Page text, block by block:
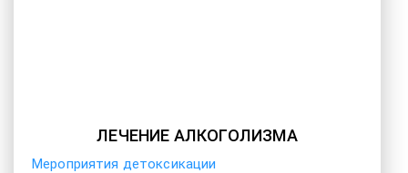
ЛЕЧЕНИЕ АЛКОГОЛИЗМА
Мероприятия детоксикации